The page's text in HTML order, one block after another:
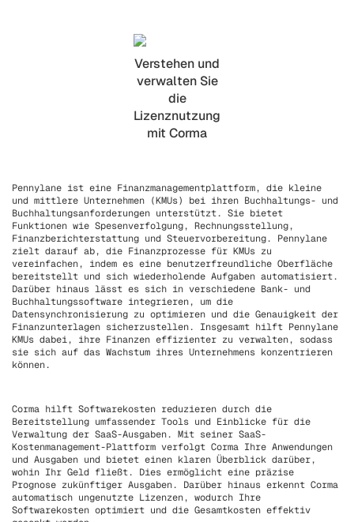
Verstehen und
verwalten Sie
die
Lizenznutzung
mit Corma
Pennylane ist eine Finanzmanagementplattform, die kleine
und mittlere Unternehmen (KMUs) bei ihren Buchhaltungs- und
Buchhaltungsanforderungen unterstützt. Sie bietet
Funktionen wie Spesenverfolgung, Rechnungsstellung,
Finanzberichterstattung und Steuervorbereitung. Pennylane
zielt darauf ab, die Finanzprozesse für KMUs zu
vereinfachen, indem es eine benutzerfreundliche Oberfläche
bereitstellt und sich wiederholende Aufgaben automatisiert.
Darüber hinaus lässt es sich in verschiedene Bank- und
Buchhaltungssoftware integrieren, um die
Datensynchronisierung zu optimieren und die Genauigkeit der
Finanzunterlagen sicherzustellen. Insgesamt hilft Pennylane
KMUs dabei, ihre Finanzen effizienter zu verwalten, sodass
sie sich auf das Wachstum ihres Unternehmens konzentrieren
können.
Corma hilft Softwarekosten reduzieren durch die
Bereitstellung umfassender Tools und Einblicke für die
Verwaltung der SaaS-Ausgaben. Mit seiner SaaS-
Kostenmanagement-Plattform verfolgt Corma Ihre Anwendungen
und Ausgaben und bietet einen klaren Überblick darüber,
wohin Ihr Geld fließt. Dies ermöglicht eine präzise
Prognose zukünftiger Ausgaben. Darüber hinaus erkennt Corma
automatisch ungenutzte Lizenzen, wodurch Ihre
Softwarekosten optimiert und die Gesamtkosten effektiv